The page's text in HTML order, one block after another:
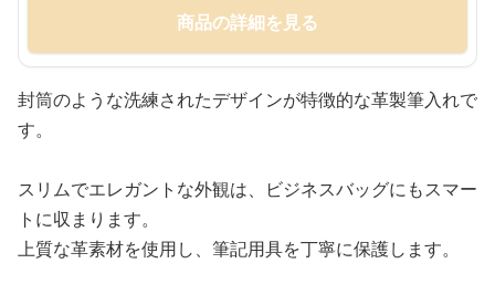
商品の詳細を見る
封筒のような洗練されたデザインが特徴的な革製筆入れで
す。
スリムでエレガントな外観は、ビジネスバッグにもスマー
トに収まります。
上質な革素材を使用し、筆記用具を丁寧に保護します。